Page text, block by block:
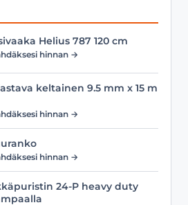
Helius 787 120 cm
hinnan →
keltainen 9.5 mm x 15 m
hinnan →
hinnan →
24-P heavy duty